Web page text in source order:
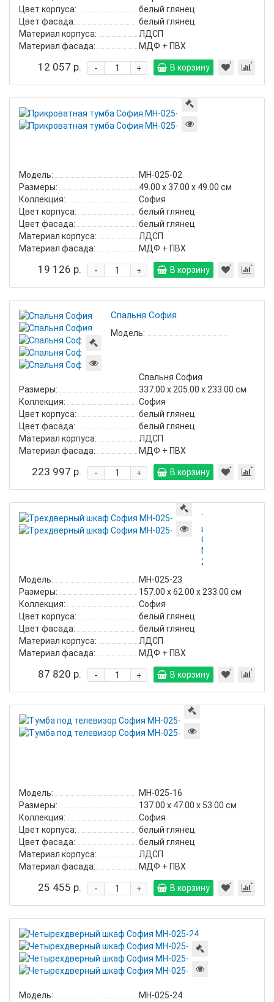
Цвет корпуса:
белый глянец
Цвет фасада:
белый глянец
Материал корпуса:
ЛДСП
Материал фасада:
МДФ + ПВХ
12 057 р. +
- В корзину
Модель:
МН-025-02
Размеры:
49.00 х 37.00 х 49.00 см
Коллекция:
София
Цвет корпуса:
белый глянец
Цвет фасада:
белый глянец
Материал корпуса:
ЛДСП
Материал фасада:
МДФ + ПВХ
19 126 р. +
- В корзину
Спальня София
Модель:
Спальня София
Размеры:
337.00 х 205.00 х 233.00 см
Коллекция:
София
Цвет корпуса:
белый глянец
Цвет фасада:
белый глянец
Материал корпуса:
ЛДСП
Материал фасада:
МДФ + ПВХ
223 997 р. +
- В корзину
Трехдверный
шкаф
София
МН-025-
23
Модель:
МН-025-23
Размеры:
157.00 х 62.00 х 233.00 см
Коллекция:
София
Цвет корпуса:
белый глянец
Цвет фасада:
белый глянец
Материал корпуса:
ЛДСП
Материал фасада:
МДФ + ПВХ
87 820 р. +
- В корзину
Модель:
МН-025-16
Размеры:
137.00 х 47.00 х 53.00 см
Коллекция:
София
Цвет корпуса:
белый глянец
Цвет фасада:
белый глянец
Материал корпуса:
ЛДСП
Материал фасада:
МДФ + ПВХ
25 455 р. +
- В корзину
Модель:
МН-025-24